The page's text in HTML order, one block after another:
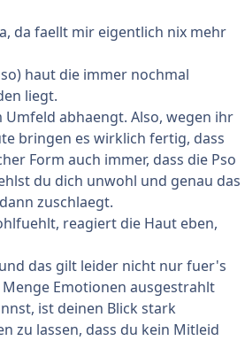
da faellt mir eigentlich nix mehr
haut die immer nochmal
liegt.
Umfeld abhaengt. Also, wegen ihr
bringen es wirklich fertig, dass
Form auch immer, dass die Pso
du dich unwohl und genau das
zuschlaegt.
reagiert die Haut eben,
das gilt leider nicht nur fuer's
Emotionen ausgestrahlt
ist deinen Blick stark
zu lassen, dass du kein Mitleid